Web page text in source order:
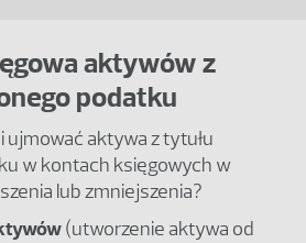
aktywów z
podatku
ujmować aktywa z tytułu
w kontach księgowych w
lub zmniejszenia?
(utworzenie aktywa od